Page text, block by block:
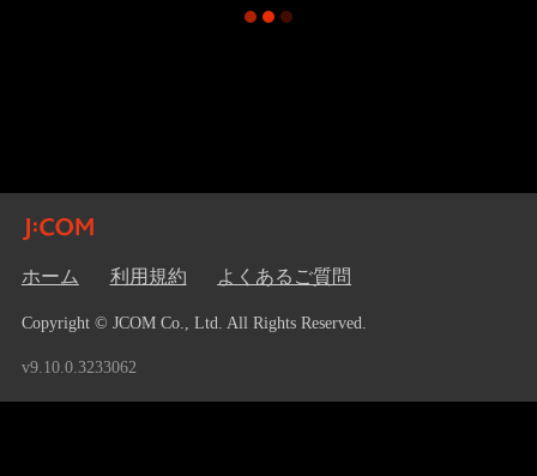
ホーム 利用規約 よくあるご質問
Copyright © JCOM Co., Ltd. All Rights Reserved.
v9.10.0.3233062